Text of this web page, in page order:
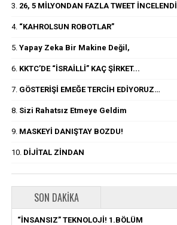
3. 26, 5 MİLYONDAN FAZLA TWEET İNCELENDİ
4. “KAHROLSUN ROBOTLAR”
5. Yapay Zeka Bir Makine Değil,
6. KKTC’DE “İSRAİLLİ” KAÇ ŞİRKET...
7. GÖSTERİŞİ EMEĞE TERCİH EDİYORUZ…
8. Sizi Rahatsız Etmeye Geldim
9. MASKEYİ DANIŞTAY BOZDU!
10. DİJİTAL ZİNDAN
SON DAKIKA
“İNSANSIZ” TEKNOLOJİ! 1.BÖLÜM